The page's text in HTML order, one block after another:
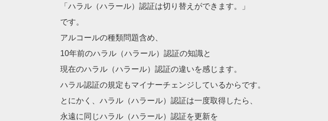
「ハラル（ハラール）認証は切り替えができます。」
です。
アルコールの種類問題含め、
10年前のハラル（ハラール）認証の知識と
現在のハラル（ハラール）認証の違いを感じます。
ハラル認証の規定もマイナーチェンジしているからです。
とにかく、ハラル（ハラール）認証は一度取得したら、
永遠に同じハラル（ハラール）認証を更新を